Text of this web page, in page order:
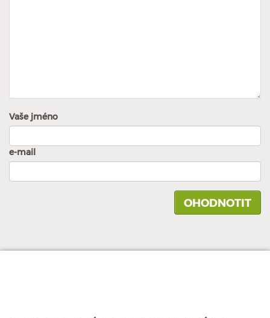
Vaše jméno
e-mail